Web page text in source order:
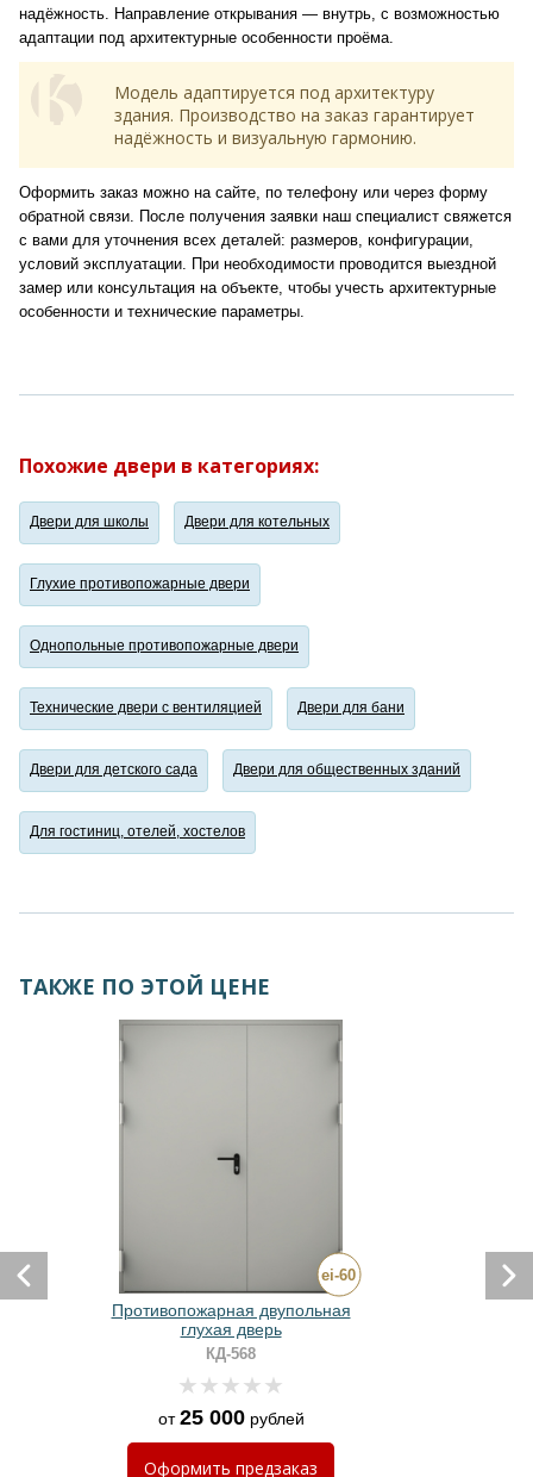
надёжность. Направление открывания — внутрь, с возможностью
адаптации под архитектурные особенности проёма.
Модель адаптируется под архитектуру
здания. Производство на заказ гарантирует
надёжность и визуальную гармонию.
Оформить заказ можно на сайте, по телефону или через форму
обратной связи. После получения заявки наш специалист свяжется
с вами для уточнения всех деталей: размеров, конфигурации,
условий эксплуатации. При необходимости проводится выездной
замер или консультация на объекте, чтобы учесть архитектурные
особенности и технические параметры.
Похожие двери в категориях:
Двери для школы Двери для котельных
Глухие противопожарные двери
Однопольные противопожарные двери
Технические двери с вентиляцией Двери для бани
Двери для детского сада Двери для общественных зданий
Для гостиниц, отелей, хостелов
ТАКЖЕ ПО ЭТОЙ ЦЕНЕ
Противопожарная двупольная
глухая дверь
КД-568
от25 000рублей
Оформить предзаказ